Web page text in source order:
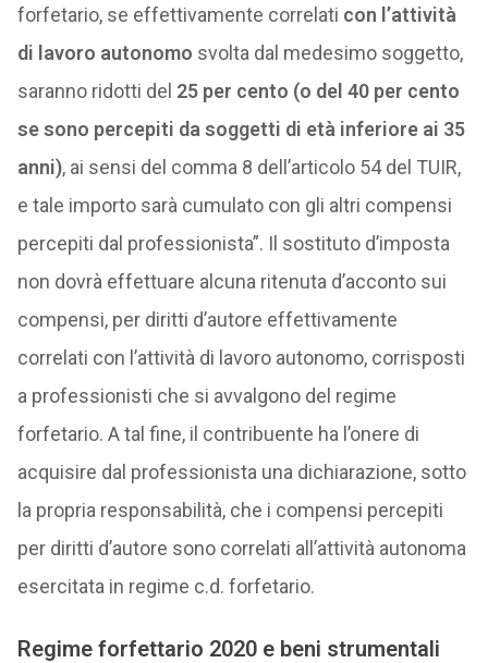
forfetario, se effettivamente correlati con l’attività
di lavoro autonomo svolta dal medesimo soggetto,
saranno ridotti del 25 per cento (o del 40 per cento
se sono percepiti da soggetti di età inferiore ai 35
anni), ai sensi del comma 8 dell’articolo 54 del TUIR,
e tale importo sarà cumulato con gli altri compensi
percepiti dal professionista”. Il sostituto d’imposta
non dovrà effettuare alcuna ritenuta d’acconto sui
compensi, per diritti d’autore effettivamente
correlati con l’attività di lavoro autonomo, corrisposti
a professionisti che si avvalgono del regime
forfetario. A tal fine, il contribuente ha l’onere di
acquisire dal professionista una dichiarazione, sotto
la propria responsabilità, che i compensi percepiti
per diritti d’autore sono correlati all’attività autonoma
esercitata in regime c.d. forfetario.
Regime forfettario 2020 e beni strumentali